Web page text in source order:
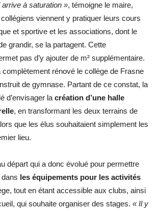
arrive à saturation », témoigne le maire,
viennent y pratiquer leurs cours
et sportive et les associations, dont le
grandir, se la partagent. Cette
pas d’y ajouter de m² supplémentaire.
complètement rénové le collège de Frasne
de gymnase. Partant de ce constat, la
d’envisager la création d’une halle
, en transformant les deux terrains de
que les élus souhaitaient simplement les
lieu.
départ qui a donc évolué pour permettre
les équipements pour les activités
tout en étant accessible aux clubs, ainsi
qui souhaite organiser des stages. « Il y